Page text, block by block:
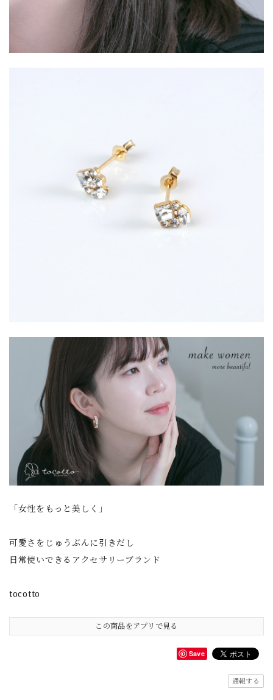
「女性をもっと美しく」
可愛さをじゅうぶんに引きだし
日常使いできるアクセサリーブランド
tocotto
この商品をアプリで見る
Save
通報する